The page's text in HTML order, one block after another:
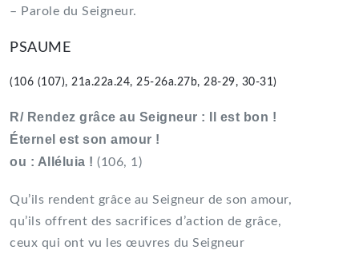
– Parole du Seigneur.
PSAUME
(106 (107), 21a.22a.24, 25-26a.27b, 28-29, 30-31)
R/ Rendez grâce au Seigneur : Il est bon !
Éternel est son amour !
ou : Alléluia ! (106, 1)
Qu’ils rendent grâce au Seigneur de son amour,
qu’ils offrent des sacrifices d’action de grâce,
ceux qui ont vu les œuvres du Seigneur